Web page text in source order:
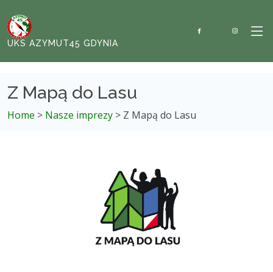
UKS AZYMUT45 GDYNIA
Z Mapą do Lasu
Home > Nasze imprezy > Z Mapą do Lasu